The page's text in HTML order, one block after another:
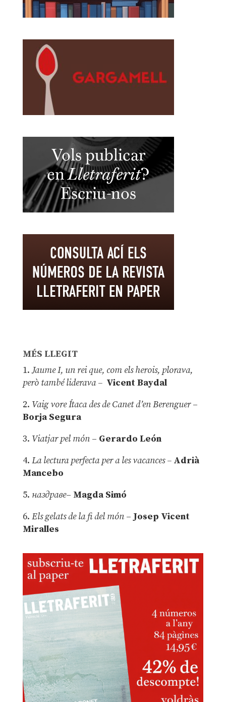
MÉS LLEGIT
1.Jaume I, un rei que, com els herois, plorava,
però també liderava – Vicent Baydal
2. Vaig vore Ítaca des de Canet d’en Berenguer–
Borja Segura
3. Viatjar pel món – Gerardo León
4. La lectura perfecta per a les vacances –Adrià
Mancebo
5. наздраве– Magda Simó
6. Els gelats de la fi del món – Josep Vicent
Miralles